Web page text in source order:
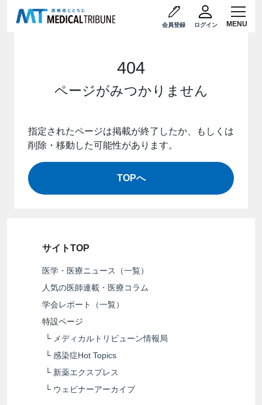
会員登録 ログイン
404
ページがみつかりません
指定されたページは掲載が終了したか、もしくは
削除・移動した可能性があります。
TOPへ
サイトTOP
医学・医療ニュース（一覧）
人気の医師連載・医療コラム
学会レポート（一覧）
特設ページ
└ メディカルトリビューン情報局
└ 感染症Hot Topics
└ 新薬エクスプレス
└ ウェビナーアーカイブ